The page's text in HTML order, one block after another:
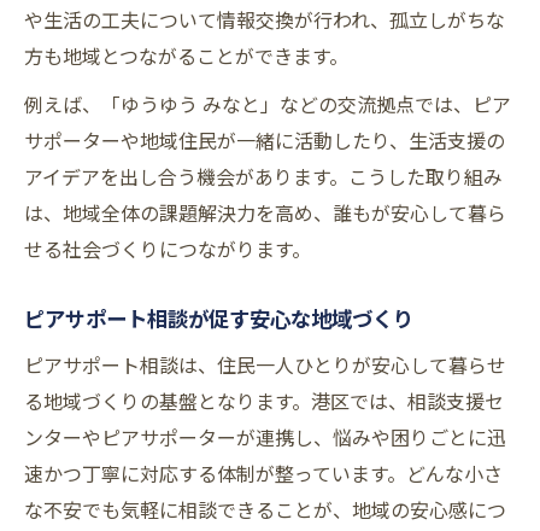
や生活の工夫について情報交換が行われ、孤立しがちな
方も地域とつながることができます。
例えば、「ゆうゆう みなと」などの交流拠点では、ピア
サポーターや地域住民が一緒に活動したり、生活支援の
アイデアを出し合う機会があります。こうした取り組み
は、地域全体の課題解決力を高め、誰もが安心して暮ら
せる社会づくりにつながります。
ピアサポート相談が促す安心な地域づくり
ピアサポート相談は、住民一人ひとりが安心して暮らせ
る地域づくりの基盤となります。港区では、相談支援セ
ンターやピアサポーターが連携し、悩みや困りごとに迅
速かつ丁寧に対応する体制が整っています。どんな小さ
な不安でも気軽に相談できることが、地域の安心感につ